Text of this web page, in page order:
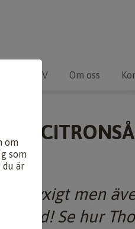
Webb-TV Om oss
och lyxigt men
med! Se hur
om
som
du är